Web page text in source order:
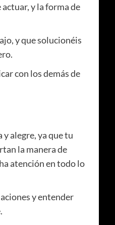
y la forma de
y que solucionéis
con los demás de
alegre, ya que tu
la manera de
atención en todo lo
y entender